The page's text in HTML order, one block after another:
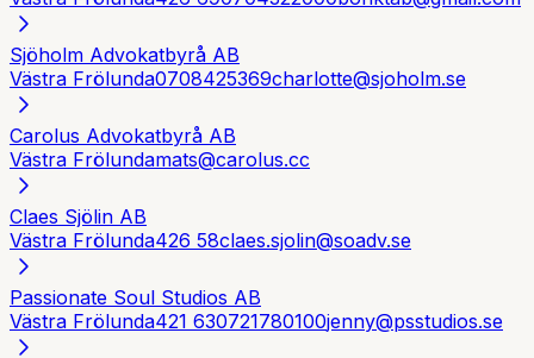
Sjöholm Advokatbyrå AB
Västra Frölunda0708425369charlotte@sjoholm.se
Carolus Advokatbyrå AB
Västra Frölundamats@carolus.cc
Claes Sjölin AB
Västra Frölunda426 58claes.sjolin@soadv.se
Passionate Soul Studios AB
Västra Frölunda421 630721780100jenny@psstudios.se